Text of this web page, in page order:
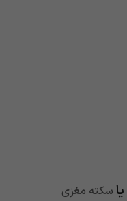
یا سکته مغزی